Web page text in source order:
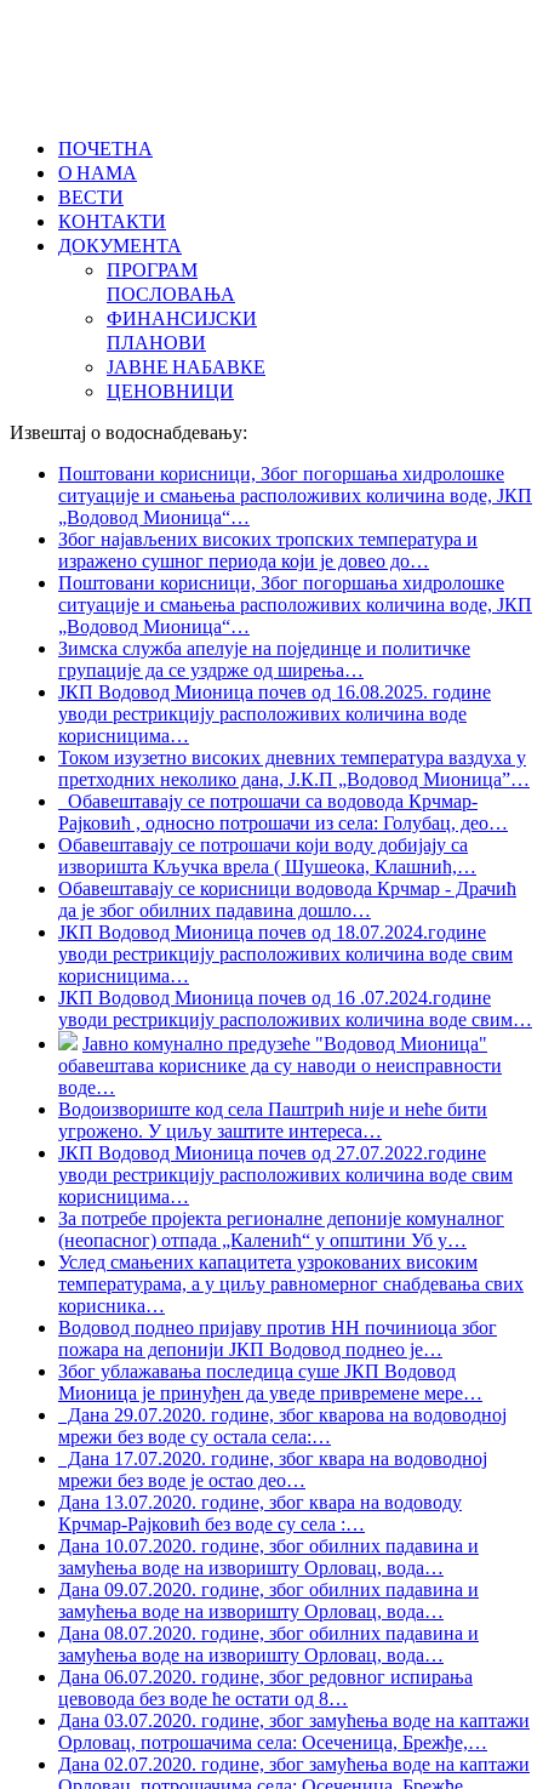
ПОЧЕТНА
О НАМА
ВЕСТИ
КОНТАКТИ
ДОКУМЕНТА
ПРОГРАМ
ПОСЛОВАЊА
ФИНАНСИЈСКИ
ПЛАНОВИ
ЈАВНЕ НАБАВКЕ
ЦЕНОВНИЦИ
Извештај о водоснабдевању:
Поштовани корисници, Због погоршања хидролошке
ситуације и смањења расположивих количина воде, ЈКП
„Водовод Мионица“…
Због најављених високих тропских температура и
изражено сушног периода који је довео до…
Поштовани корисници, Због погоршања хидролошке
ситуације и смањења расположивих количина воде, ЈКП
„Водовод Мионица“…
Зимска служба апелује на појединце и политичке
групације да се уздрже од ширења…
ЈКП Водовод Мионица почев од 16.08.2025. године
уводи рестрикцију расположивих количина воде
корисницима…
Током изузетно високих дневних температура ваздуха у
претходних неколико дана, Ј.К.П „Водовод Мионица”…
Обавештавају се потрошачи са водовода Крчмар-
Рајковић , односно потрошачи из села: Голубац, део…
Обавештавају се потрошачи који воду добијају са
изворишта Кључка врела ( Шушеока, Клашнић,…
Обавештавају се корисници водовода Крчмар - Драчић
да је због обилних падавина дошло…
ЈКП Водовод Мионица почев од 18.07.2024.године
уводи рестрикцију расположивих количина воде свим
корисницима…
ЈКП Водовод Мионица почев од 16 .07.2024.године
уводи рестрикцију расположивих количина воде свим…
Јавно комунално предузеће "Водовод Мионица"
обавештава кориснике да су наводи о неисправности
воде…
Водоизвориште код села Паштрић није и неће бити
угрожено. У циљу заштите интереса…
ЈКП Водовод Мионица почев од 27.07.2022.године
уводи рестрикцију расположивих количина воде свим
корисницима…
За потребе пројекта регионалне депоније комуналног
(неопасног) отпада „Каленић“ у општини Уб у…
Услед смањених капацитета узрокованих високим
температурама, а у циљу равномерног снабдевања свих
корисника…
Водовод поднео пријаву против НН починиоца због
пожара на депонији ЈКП Водовод поднео је…
Због ублажавања последица суше ЈКП Водовод
Мионица је принуђен да уведе привремене мере…
Дана 29.07.2020. године, због кварова на водоводној
мрежи без воде су остала села:…
Дана 17.07.2020. године, због квара на водоводној
мрежи без воде је остао део…
Дана 13.07.2020. године, због квара на водоводу
Крчмар-Рајковић без воде су села :…
Дана 10.07.2020. године, због обилних падавина и
замућења воде на изворишту Орловац, вода…
Дана 09.07.2020. године, због обилних падавина и
замућења воде на изворишту Орловац, вода…
Дана 08.07.2020. године, због обилних падавина и
замућења воде на изворишту Орловац, вода…
Дана 06.07.2020. године, због редовног испирања
цевовода без воде ће остати од 8…
Дана 03.07.2020. године, због замућења воде на каптажи
Орловац, потрошачима села: Осеченица, Брежђе,…
Дана 02.07.2020. године, због замућења воде на каптажи